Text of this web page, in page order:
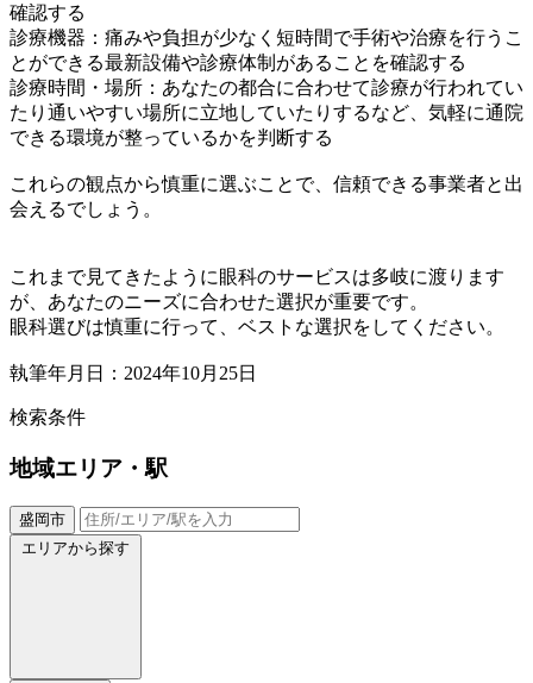
確認する
診療機器：痛みや負担が少なく短時間で手術や治療を行うこ
とができる最新設備や診療体制があることを確認する
診療時間・場所：あなたの都合に合わせて診療が行われてい
たり通いやすい場所に立地していたりするなど、気軽に通院
できる環境が整っているかを判断する
これらの観点から慎重に選ぶことで、信頼できる事業者と出
会えるでしょう。
これまで見てきたように眼科のサービスは多岐に渡ります
が、あなたのニーズに合わせた選択が重要です。
眼科選びは慎重に行って、ベストな選択をしてください。
執筆年月日：2024年10月25日
検索条件
地域エリア・駅
盛岡市
エリアから探す